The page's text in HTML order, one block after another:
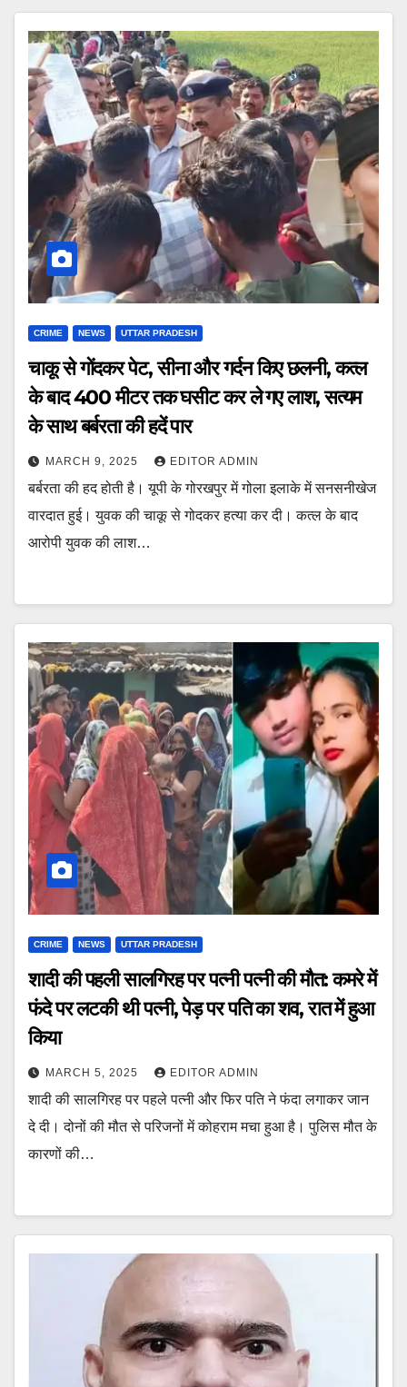
CRIME NEWS UTTAR PRADESH
चाकू से गोंदकर पेट, सीना और गर्दन किए छलनी, कत्ल
के बाद 400 मीटर तक घसीट कर ले गए लाश, सत्यम
के साथ बर्बरता की हदें पार
MARCH 9, 2025 EDITOR ADMIN
बर्बरता की हद होती है। यूपी के गोरखपुर में गोला इलाके में सनसनीखेज
वारदात हुई। युवक की चाकू से गोदकर हत्या कर दी। कत्ल के बाद
आरोपी युवक की लाश…
CRIME NEWS UTTAR PRADESH
शादी की पहली सालगिरह पर पत्नी पत्नी की मौत: कमरे में
फंदे पर लटकी थी पत्नी, पेड़ पर पति का शव, रात में हुआ
किया
MARCH 5, 2025 EDITOR ADMIN
शादी की सालगिरह पर पहले पत्नी और फिर पति ने फंदा लगाकर जान
दे दी। दोनों की मौत से परिजनों में कोहराम मचा हुआ है। पुलिस मौत के
कारणों की…